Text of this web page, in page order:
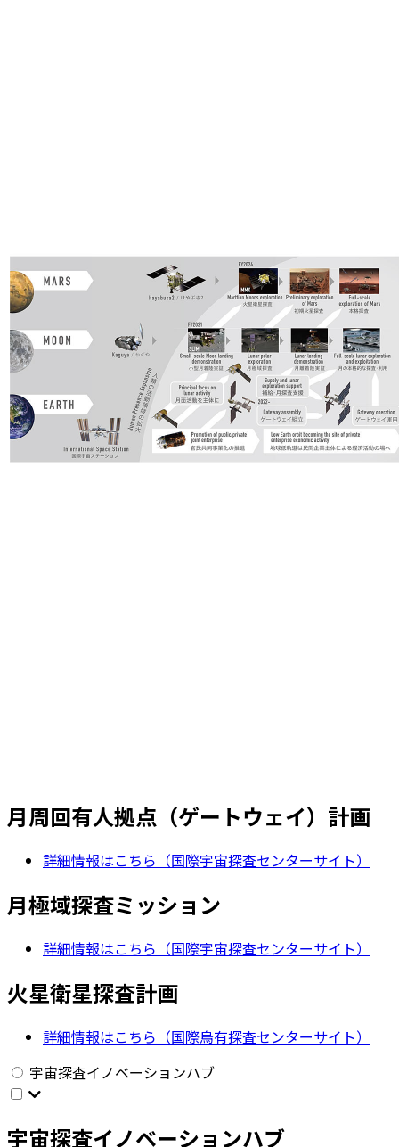
月周回有人拠点（ゲートウェイ）計画
詳細情報はこちら（国際宇宙探査センターサイト）
月極域探査ミッション
詳細情報はこちら（国際宇宙探査センターサイト）
火星衛星探査計画
詳細情報はこちら（国際烏有探査センターサイト）
宇宙探査イノベーションハブ
宇宙探査イノベーションハブ